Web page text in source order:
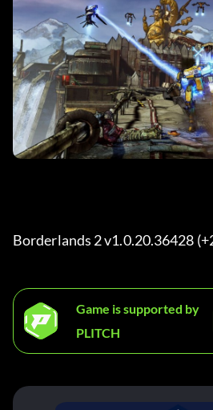
Borderlands 2 v1.0.20.36428
Game is supported by
PLITCH